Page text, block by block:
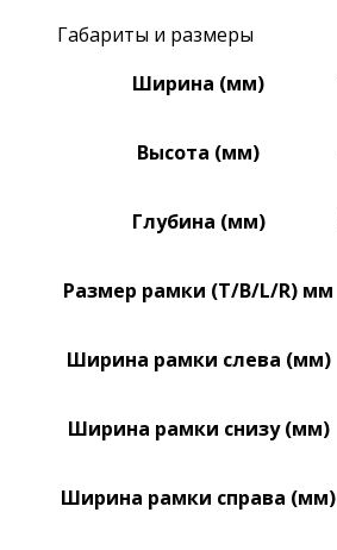
Габариты и размеры
Ширина (мм)
Высота (мм)
Глубина (мм)
Размер рамки (T/B/L/R) мм
Ширина рамки слева (мм)
Ширина рамки снизу (мм)
Ширина рамки справа (мм)